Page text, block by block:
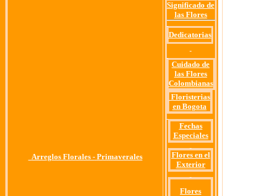
Arreglos Florales - Primaverales
Significado de
las Flores
Dedicatorias
Cuidado de
las Flores
Colombianas
Floristerias
en Bogota
Fechas
Especiales
Flores en el
Exterior
Flores